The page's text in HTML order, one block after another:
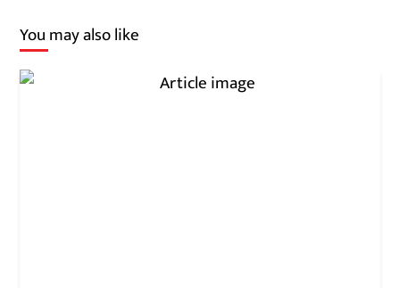
You may also like